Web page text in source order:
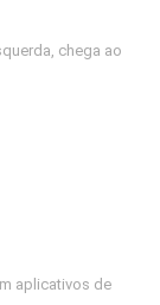
chega ao
aplicativos de